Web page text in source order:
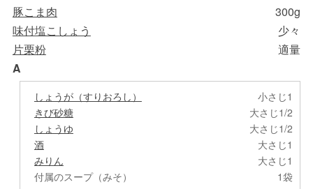
豚こま肉
300g
味付塩こしょう
少々
片栗粉
適量
A
しょうが（すりおろし）
小さじ1
きび砂糖
大さじ1/2
しょうゆ
大さじ1/2
酒
大さじ1
みりん
大さじ1
付属のスープ（みそ）
1袋